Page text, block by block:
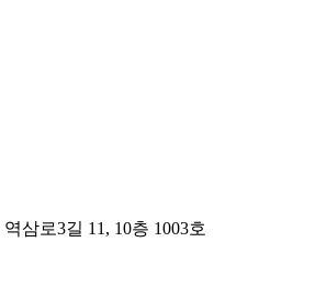
삼로3길 11, 10층 1003호